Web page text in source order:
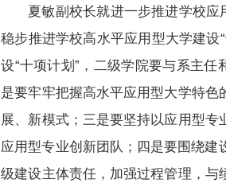
夏敏副校长就进一步推进学校应
稳步推进学校高水平应用型大学建设
设“十项计划”，二级学院要与系主
是要牢牢把握高水平应用型大学特
展、新模式；三是要坚持以应用型
应用型专业创新团队；四是要围绕建
级建设主体责任，加强过程管理，与